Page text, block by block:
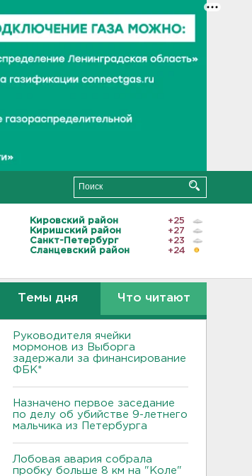
Кировский район
+25
Киришский район
+27
Санкт-Петербург
+23
Сланцевский район
+24
Темы дня Что читают
Руководителя ячейки
мормонов из Выборга
задержали за финансирование
ФБК*
Назначено первое заседание
по делу об убийстве 9-летнего
мальчика из Петербурга
Лобовая авария собрала
пробку больше 8 км на "Коле"